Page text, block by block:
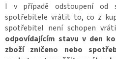
I v případě odstoupení od
spotřebitele vrátit to, co z
spotřebitel není schopen
odpovídajícím stavu v den
zboží zničeno nebo